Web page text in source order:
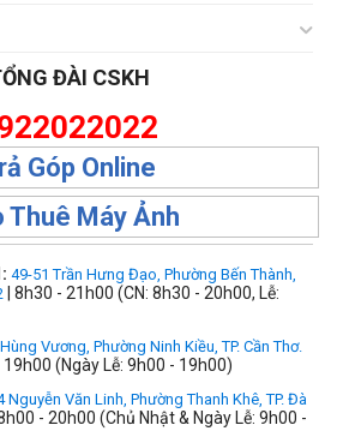
ĐÀI CSKH
Góp Online
Thuê Máy Ảnh
49-51 Trần Hưng Đạo, Phường Bến Thành,
| 8h30 - 21h00 (CN: 8h30 - 20h00, Lễ:
Vương, Phường Ninh Kiều, TP. Cần Thơ.
19h00 (Ngày Lễ: 9h00 - 19h00)
Nguyễn Văn Linh, Phường Thanh Khê, TP. Đà
8h00 - 20h00 (Chủ Nhật & Ngày Lễ: 9h00 -